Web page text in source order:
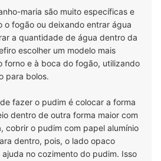
maria são muito específicas e
o fogão ou deixando entrar água
a quantidade de água dentro da
escolher um modelo mais
forno e à boca do fogão, utilizando
para bolos.
fazer o pudim é colocar a forma
dentro de outra forma maior com
cobrir o pudim com papel alumínio
dentro, pois, o lado opaco
no cozimento do pudim. Isso